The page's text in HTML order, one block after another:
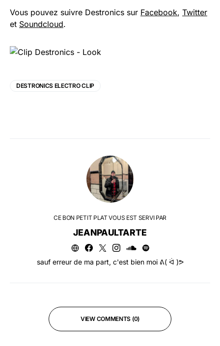
Vous pouvez suivre Destronics sur Facebook, Twitter
et Soundcloud.
DESTRONICS ELECTRO CLIP
CE BON PETIT PLAT VOUS EST SERVI PAR
JEANPAULTARTE
sauf erreur de ma part, c'est bien moi ᕕ( ᐛ )ᕗ
VIEW COMMENTS (0)